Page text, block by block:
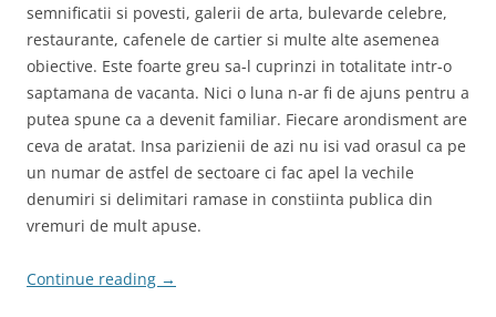
semnificatii si povesti, galerii de arta, bulevarde celebre,
restaurante, cafenele de cartier si multe alte asemenea
obiective. Este foarte greu sa-l cuprinzi in totalitate intr-o
saptamana de vacanta. Nici o luna n-ar fi de ajuns pentru a
putea spune ca a devenit familiar. Fiecare arondisment are
ceva de aratat. Insa parizienii de azi nu isi vad orasul ca pe
un numar de astfel de sectoare ci fac apel la vechile
denumiri si delimitari ramase in constiinta publica din
vremuri de mult apuse.
Continue reading →